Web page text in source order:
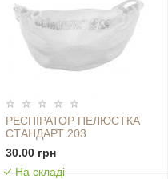
РЕСПІРАТОР ПЕЛЮСТКА
СТАНДАРТ 203
30.00 грн
На складі